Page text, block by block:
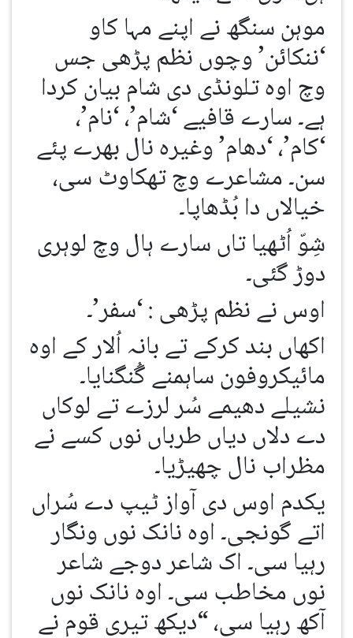
موہن سنگھ نے اپنے مہا کاو
‘ننکائن’ وچوں نظم پڑھی جس
وچ اوہ تلونڈی دی شام بیان کردا
ہے۔ سارے قافیے ‘شام’، ‘نام’،
‘کام’، ‘دھام’ وغیرہ نال بھرے پئے
سن۔ مشاعرے وچ تھکاوٹ سی،
خیالاں دا بُڈھاپا۔
شِوّ اُٹھیا تاں سارے ہال وچ لوہری
دوڑ گئی۔
اوس نے نظم پڑھی : ‘سفر’۔
اکھاں بند کرکے تے بانہ اُلار کے اوہ
مائیکروفون ساہمنے گُنگنایا۔
نشیلے دھیمے سُر لرزے تے لوکاں
دے دلاں دیاں طرباں نوں کسے نے
مظراب نال چھیڑیا۔
یکدم اوس دی آواز ٹیپ دے سُراں
اتے گونجی۔ اوہ نانک نوں ونگار
رہیا سی۔ اک شاعر دوجے شاعر
نوں مخاطب سی۔ اوہ نانک نوں
آکھ رہیا سی، “دیکھ تیری قوم نے